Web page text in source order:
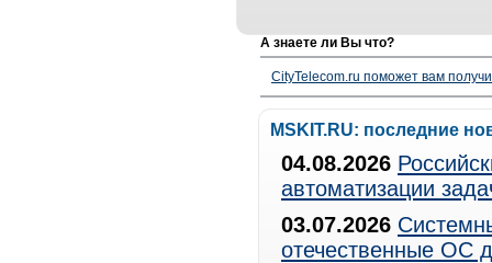
А знаете ли Вы что?
CityTelecom.ru поможет вам
MSKIT.RU: последние
04.08.2026
автоматизации
03.07.2026
отечественные ОС